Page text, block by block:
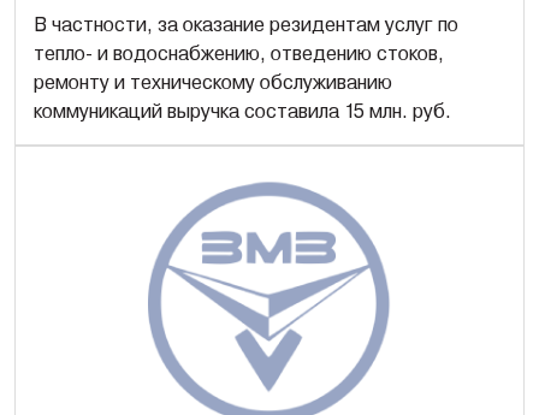
В частности, за оказание резидентам услуг по
тепло- и водоснабжению, отведению стоков,
ремонту и техническому обслуживанию
коммуникаций выручка составила 15 млн. руб.